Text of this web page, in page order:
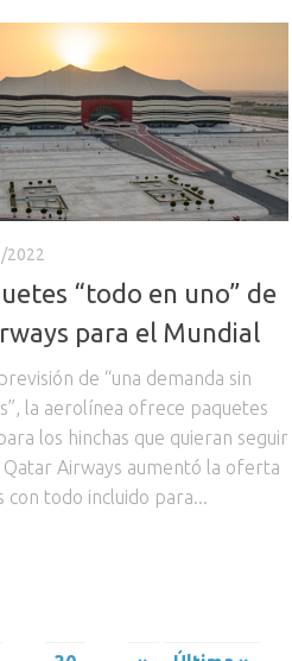
2022
“todo en uno” de
para el Mundial
de “una demanda sin
la aerolínea ofrece paquetes
los hinchas que quieran seguir
Qatar Airways aumentó la oferta
con todo incluido para...